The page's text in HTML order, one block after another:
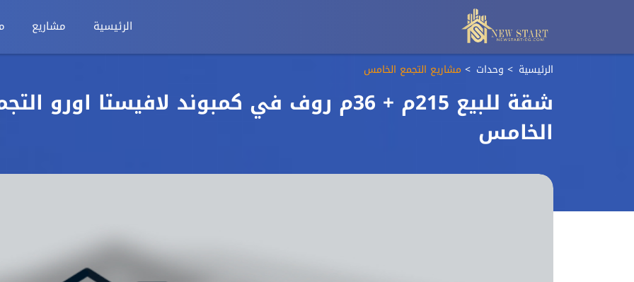
الرئيسية مشاريع
الرئيسية وحدات مشاريع التجمع الخامس
شقة للبيع 215م + 36م روف في كمبوند لافيستا اورو
الخامس